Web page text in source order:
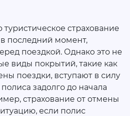
туристическое страхование
последний момент,
поездкой. Однако это не
виды покрытий, такие как
поездки, вступают в силу
задолго до начала
страхование от отмены
если полис